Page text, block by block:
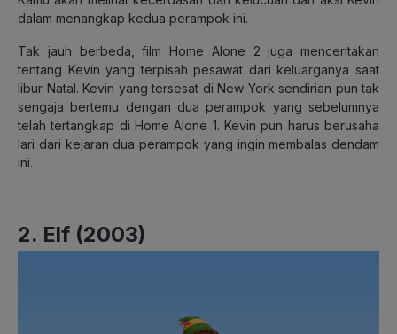
dalam menangkap kedua perampok ini.
Tak jauh berbeda, film Home Alone 2 juga menceritakan
tentang Kevin yang terpisah pesawat dari keluarganya saat
libur Natal. Kevin yang tersesat di New York sendirian pun tak
sengaja bertemu dengan dua perampok yang sebelumnya
telah tertangkap di Home Alone 1. Kevin pun harus berusaha
lari dari kejaran dua perampok yang ingin membalas dendam
ini.
2. Elf (2003)